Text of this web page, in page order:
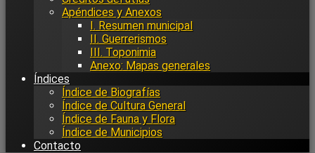
Apéndices y Anexos
I. Resumen municipal
II. Guerrerismos
III. Toponimia
Anexo: Mapas generales
Índices
Índice de Biografías
Índice de Cultura General
Índice de Fauna y Flora
Índice de Municipios
Contacto